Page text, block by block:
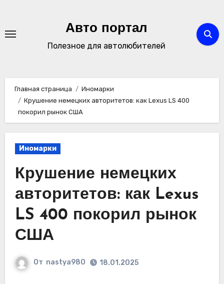
содержимому
Авто портал
Полезное для автолюбителей
Главная страница
Иномарки
Крушение немецких авторитетов: как Lexus LS 400
покорил рынок США
Иномарки
Крушение немецких
авторитетов: как Lexus
LS 400 покорил рынок
США
От nastya980 18.01.2025